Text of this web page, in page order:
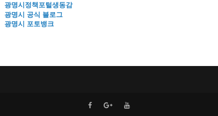
광명시정책포털생동감
광명시 공식 블로그
광명시 포토뱅크